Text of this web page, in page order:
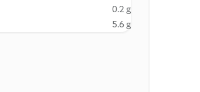
0.2 g
5.6 g